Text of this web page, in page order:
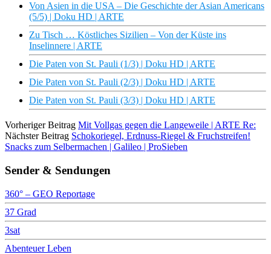
Von Asien in die USA – Die Geschichte der Asian Americans
(5/5) | Doku HD | ARTE
Zu Tisch … Köstliches Sizilien – Von der Küste ins
Inselinnere | ARTE
Die Paten von St. Pauli (1/3) | Doku HD | ARTE
Die Paten von St. Pauli (2/3) | Doku HD | ARTE
Die Paten von St. Pauli (3/3) | Doku HD | ARTE
Vorheriger Beitrag Mit Vollgas gegen die Langeweile | ARTE Re:
Nächster Beitrag Schokoriegel, Erdnuss-Riegel & Fruchstreifen!
Snacks zum Selbermachen | Galileo | ProSieben
Sender & Sendungen
360° – GEO Reportage
37 Grad
3sat
Abenteuer Leben